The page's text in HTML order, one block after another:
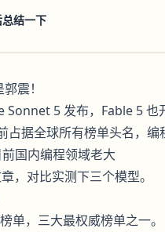
结一下
震！
Sonnet 5 发布，Fable 5 也
占据全球所有榜单头名，编
国内编程领域老大
，对比实测下三个模型。
单，三大最权威榜单之一。